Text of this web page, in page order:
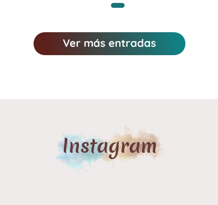
Ver más entradas
Instagram